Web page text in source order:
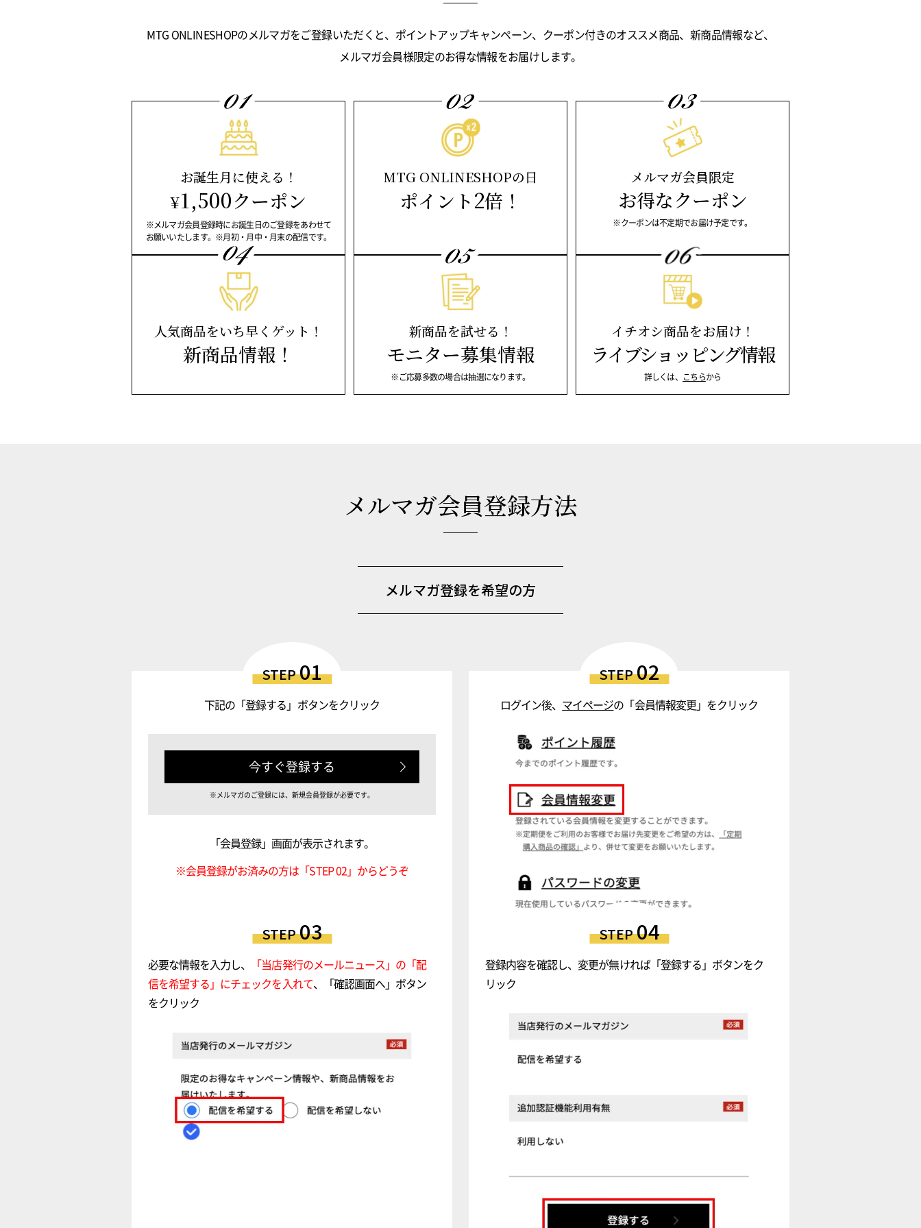
MTG ONLINESHOPのメルマガをご登録いただくと、ポイントアップキャンペーン、クーポン付きのオススメ商品、新商品情報など、
メルマガ会員様限定のお得な情報をお届けします。
お誕生月に使える！
¥1,500クーポン
※メルマガ会員登録時にお誕生日のご登録をあわせて
お願いいたします。※月初・月中・月末の配信です。
MTG ONLINESHOPの日
ポイント2倍！
メルマガ会員限定
お得なクーポン
※クーポンは不定期でお届け予定です。
人気商品をいち早くゲット！
新商品情報！
新商品を試せる！
モニター募集情報
※ご応募多数の場合は抽選になります。
イチオシ商品をお届け！
ライブショッピング情報
詳しくは、 こちらから
メルマガ会員登録方法
メルマガ登録を希望の方
STEP01
下記の「登録する」ボタンをクリック
今すぐ登録する
※メルマガのご登録には、新規会員登録が必要です。
「会員登録」画面が表示されます。
※会員登録がお済みの方は「STEP 02」からどうぞ
STEP02
ログイン後、 マイページの「会員情報変更」をクリック
STEP03
必要な情報を入力し、
「当店発行のメールニュース」の「配
信を希望する」にチェックを入れて、「確認画面へ」ボタン
をクリック
STEP04
登録内容を確認し、変更が無ければ「登録する」ボタンをク
リック